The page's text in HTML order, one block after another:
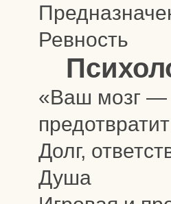
Ревность
«Ваш мозг —
Долг,
Душа